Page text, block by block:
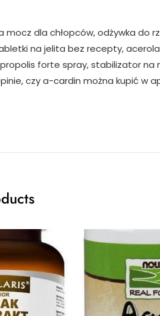
mocz dla chłopców, odżywka do
na jelita bez recepty,
forte spray, stabilizator na
czy a-cardin można kupić w